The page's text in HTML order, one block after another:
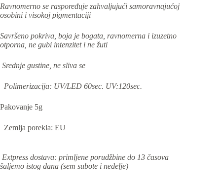
Ravnomerno se raspoređuje zahvaljujući samoravnajućoj
osobini i visokoj pigmentaciji
Savršeno pokriva, boja je bogata, ravnomerna i izuzetno
otporna, ne gubi intenzitet i ne žuti
Srednje gustine, ne sliva se
Polimerizacija: UV/LED 60sec. UV:120sec.
Pakovanje 5g
Zemlja porekla: EU
Extpress dostava: primljene porudžbine do 13 časova
šaljemo istog dana (sem subote i nedelje)